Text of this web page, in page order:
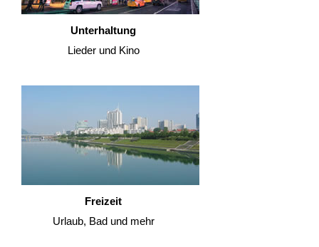
Unterhaltung
Lieder und Kino
Freizeit
Urlaub, Bad und mehr